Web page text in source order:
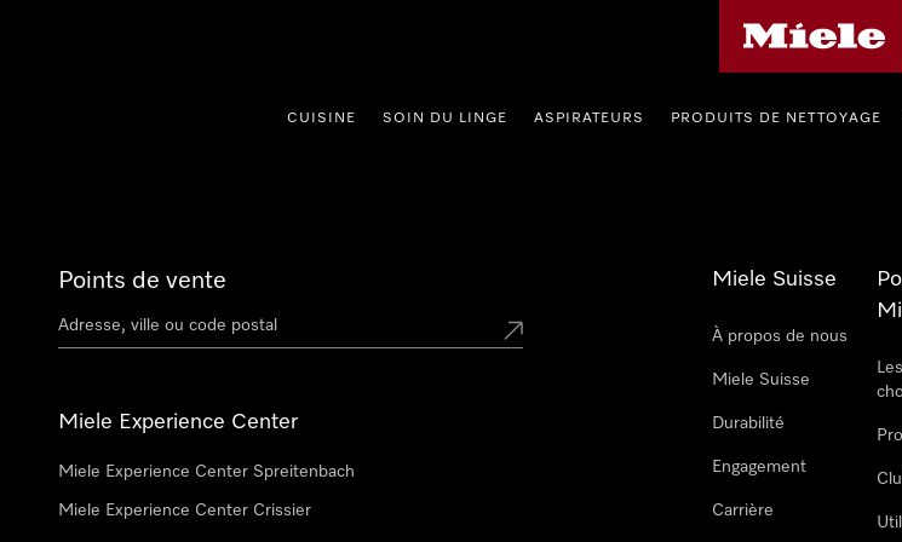
CUISINE SOIN DU LINGE ASPIRATEURS PRODUITS DE NETTOYAGE
Points de vente
Miele Experience Center
Miele Experience Center Spreitenbach
Miele Experience Center Crissier
Miele Suisse
À propos de nous
Miele Suisse
Durabilité
Engagement
Carrière